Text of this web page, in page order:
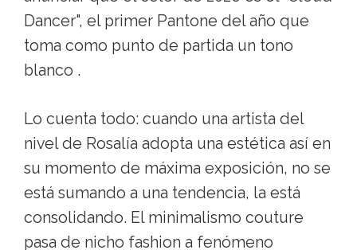
Dancer", el primer Pantone del año que
toma como punto de partida un tono
blanco .
Lo cuenta todo: cuando una artista del
nivel de Rosalía adopta una estética así en
su momento de máxima exposición, no se
está sumando a una tendencia, la está
consolidando. El minimalismo couture
pasa de nicho fashion a fenómeno